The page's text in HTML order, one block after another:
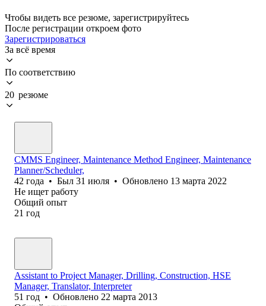
Чтобы видеть все резюме, зарегистрируйтесь
После регистрации откроем фото
Зарегистрироваться
За всё время
По соответствию
20 резюме
CMMS Engineer, Maintenance Method Engineer, Maintenance
Planner/Scheduler,
42 года • Был 31 июля • Обновлено 13 марта 2022
Не ищет работу
Общий опыт
21 год
Assistant to Project Manager, Drilling, Construction, HSE
Manager, Translator, Interpreter
51 год • Обновлено 22 марта 2013